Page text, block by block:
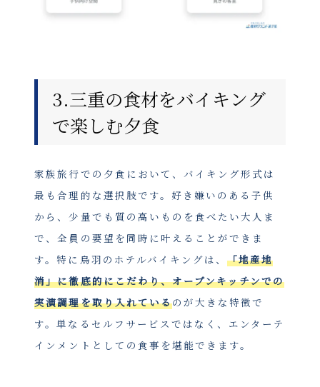
3.三重の食材をバイキング
で楽しむ夕食
家族旅行での夕食において、バイキング形式は
最も合理的な選択肢です。好き嫌いのある子供
から、少量でも質の高いものを食べたい大人ま
で、全員の要望を同時に叶えることができま
す。特に鳥羽のホテルバイキングは、 「地産地
消」に徹底的にこだわり、オープンキッチンでの
実演調理を取り入れているのが大きな特徴で
す。単なるセルフサービスではなく、エンターテ
インメントとしての食事を堪能できます。